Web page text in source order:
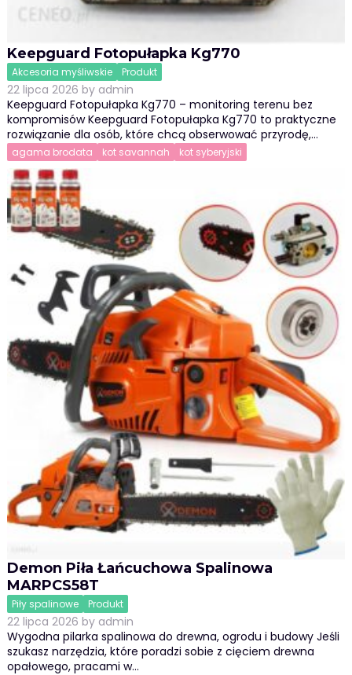
Keepguard Fotopułapka Kg770
Akcesoria myśliwskie Produkt
22 lipca 2026 by admin
Keepguard Fotopułapka Kg770 – monitoring terenu bez
kompromisów Keepguard Fotopułapka Kg770 to praktyczne
rozwiązanie dla osób, które chcą obserwować przyrodę,…
agama brodata kot savannah kot syberyjski
Demon Piła Łańcuchowa Spalinowa
MARPCS58T
Piły spalinowe Produkt
22 lipca 2026 by admin
Wygodna pilarka spalinowa do drewna, ogrodu i budowy Jeśli
szukasz narzędzia, które poradzi sobie z cięciem drewna
opałowego, pracami w…